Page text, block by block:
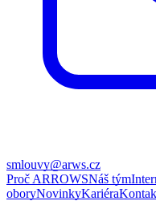
smlouvy@arws.cz
Proč ARROWSNáš tým
oboryNovinkyKariéra